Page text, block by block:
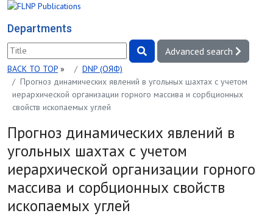
Departments
Advanced search
BACK TO TOP »
DNP (ОЯФ)
Прогноз динамических явлений в угольных шахтах с учетом
иерархической организации горного массива и сорбционных
свойств ископаемых углей
Прогноз динамических явлений в
угольных шахтах с учетом
иерархической организации горного
массива и сорбционных свойств
ископаемых углей